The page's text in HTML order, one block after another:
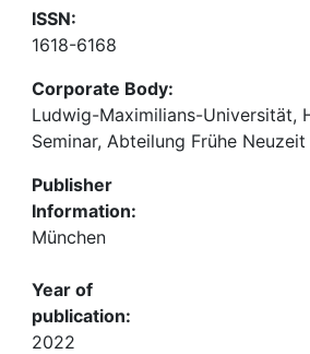
ISSN:
1618-6168
Corporate Body:
Ludwig-Maximilians-Universität,
Seminar, Abteilung Frühe Neuzeit
Publisher
Information:
München
Year of
publication:
2022